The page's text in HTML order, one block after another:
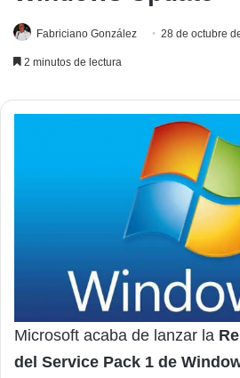
Fabriciano González 28 de octubre
2 minutos de lectura
Microsoft acaba de lanzar la
del Service Pack 1 de